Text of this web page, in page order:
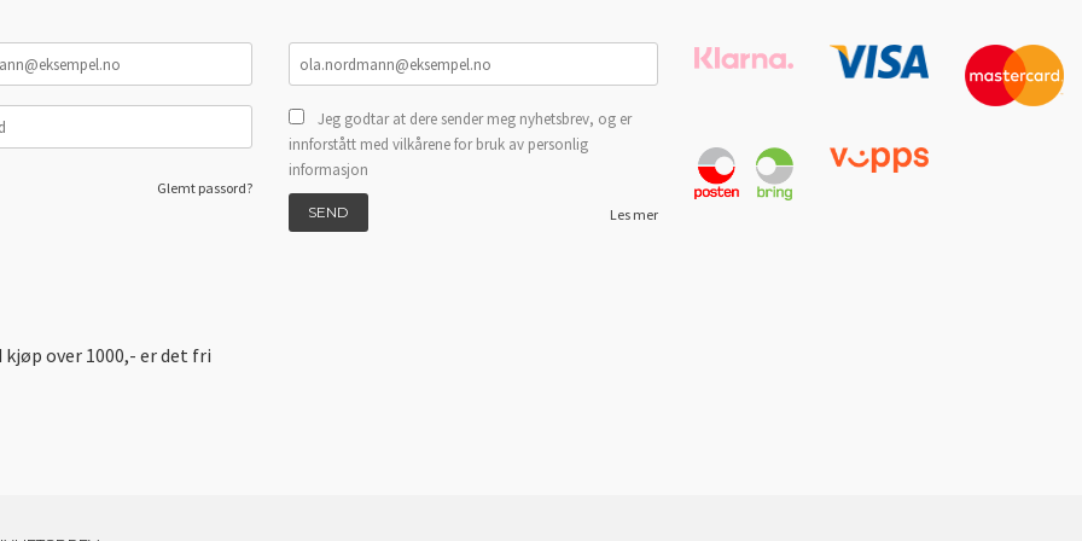
Glemt passord?
kjøp over 1000,- er det fri
Jeg godtar at dere sender meg nyhetsbrev, og er
innforstått med vilkårene for bruk av personlig
informasjon
Les mer